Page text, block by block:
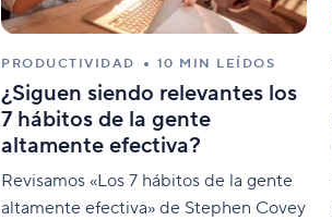
PRODUCTIVIDAD 10 MIN LEÍDOS
¿Siguen siendo relevantes los
7 hábitos de la gente
altamente efectiva?
Revisamos «Los 7 hábitos de la gente
altamente efectiva» de Stephen Covey